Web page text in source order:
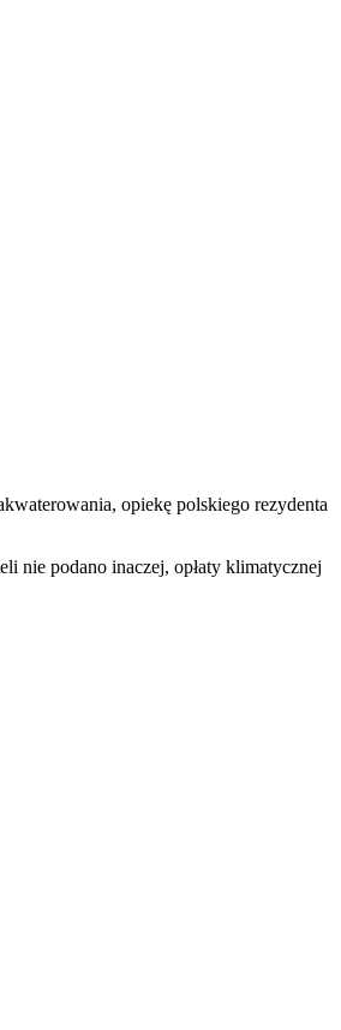
opiekę polskiego rezydenta
nie podano inaczej, opłaty klimatycznej